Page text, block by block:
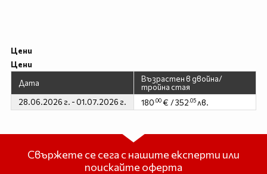
Цени
Цени
Дата
Възрастен в двойна/
тройна стая
28.06.2026 г. - 01.07.2026 г.
180 .00€ / 352 .05лв.
Свържете се сега с нашите експерти или
поискайте оферта